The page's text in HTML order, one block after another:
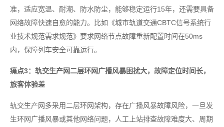
准，适应宽温、耐潮、防水防尘，能够稳定运行15年，还需要具备
网络故障快速自愈的能力。比如《城市轨道交通CBTC信号系统行
业技术规范需求规范》要求网络节点故障重新配置时间在50ms
内，保障列车安全可靠运行。
痛点3：轨交生产网二层环网广播风暴困扰大，故障定位时间长，
旅客体验差
轨交生产网多采用二层环网架构，存在广播风暴故障风险，一旦发
生环网广播风暴或其他网络问题，人工上站排查故障难度大、周期